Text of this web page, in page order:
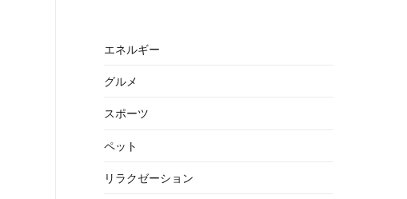
エネルギー
グルメ
スポーツ
ペット
リラクゼーション